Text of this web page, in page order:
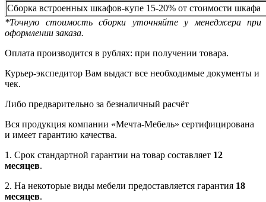
Сборка встроенных шкафов-купе 15-20% от стоимости шкафа
*Точную стоимость сборки уточняйте у менеджера при
оформлении заказа.
Оплата производится в рублях: при получении товара.
Курьер-экспедитор Вам выдаст все необходимые документы и
чек.
Либо предварительно за безналичный расчёт
Вся продукция компании «Мечта-Мебель» сертифицирована
и имеет гарантию качества.
1. Срок стандартной гарантии на товар составляет 12
месяцев.
2. На некоторые виды мебели предоставляется гарантия 18
месяцев.